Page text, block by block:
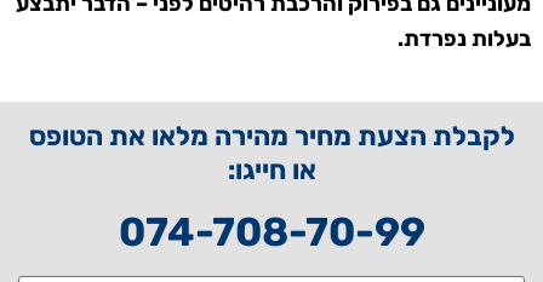
בעלות נפרדת.
לקבלת הצעת מחיר מהירה מלאו את הטופס
או חייגו:
074-708-70-99